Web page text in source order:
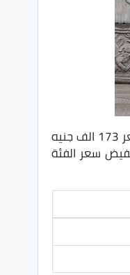
السيارة تُقدم في الاسواق المصرية بفئة واحده فقط وهي فئة مانيوال، وكانت تُقدم هذه الفئة بسعر 173 الف جنيه
سعر الفئة